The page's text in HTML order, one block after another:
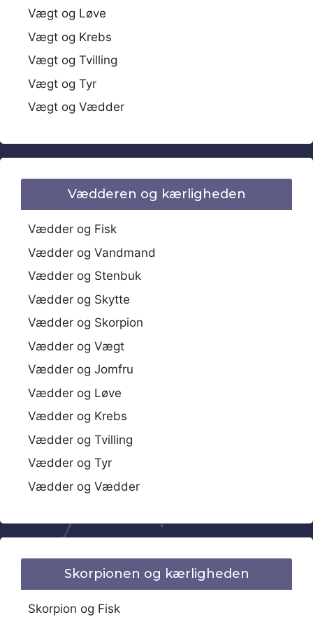
Vægt og Løve
Vægt og Krebs
Vægt og Tvilling
Vægt og Tyr
Vægt og Vædder
Vædderen og kærligheden
Vædder og Fisk
Vædder og Vandmand
Vædder og Stenbuk
Vædder og Skytte
Vædder og Skorpion
Vædder og Vægt
Vædder og Jomfru
Vædder og Løve
Vædder og Krebs
Vædder og Tvilling
Vædder og Tyr
Vædder og Vædder
Skorpionen og kærligheden
Skorpion og Fisk